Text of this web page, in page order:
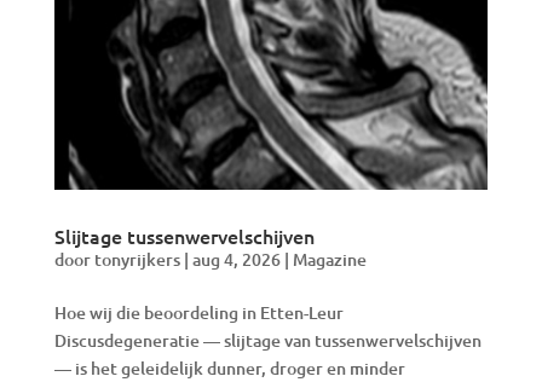
Slijtage tussenwervelschijven
door tonyrijkers| aug 4, 2026| Magazine
Hoe wij die beoordeling in Etten-Leur
Discusdegeneratie — slijtage van tussenwervelschijven
— is het geleidelijk dunner, droger en minder